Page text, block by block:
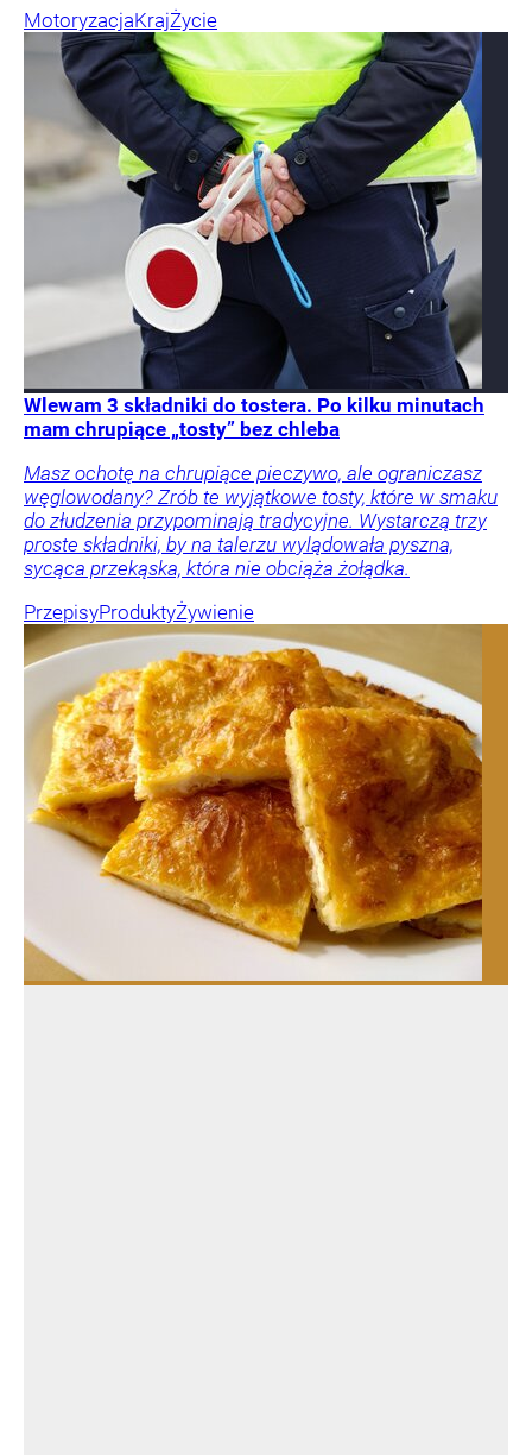
MotoryzacjaKrajŻycie
Wlewam 3 składniki do tostera. Po kilku minutach
mam chrupiące „tosty” bez chleba
Masz ochotę na chrupiące pieczywo, ale ograniczasz
węglowodany? Zrób te wyjątkowe tosty, które w smaku
do złudzenia przypominają tradycyjne. Wystarczą trzy
proste składniki, by na talerzu wylądowała pyszna,
sycąca przekąska, która nie obciąża żołądka.
PrzepisyProduktyŻywienie